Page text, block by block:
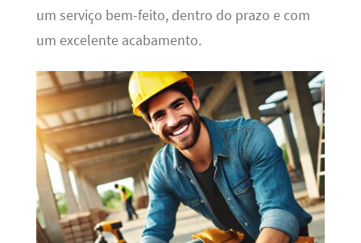
um serviço bem-feito, dentro do prazo e com
um excelente acabamento.